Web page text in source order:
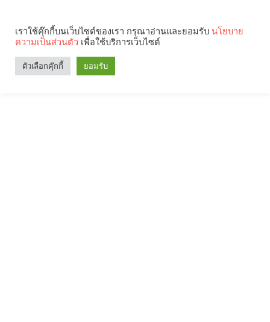
เราใช้คุ๊กกี้บนเว็บไซต์ของเรา กรุณาอ่านและยอมรับ นโยบาย
ความเป็นส่วนตัว เพื่อใช้บริการเว็บไซต์
ตัวเลือกคุ๊กกี้ ยอมรับ